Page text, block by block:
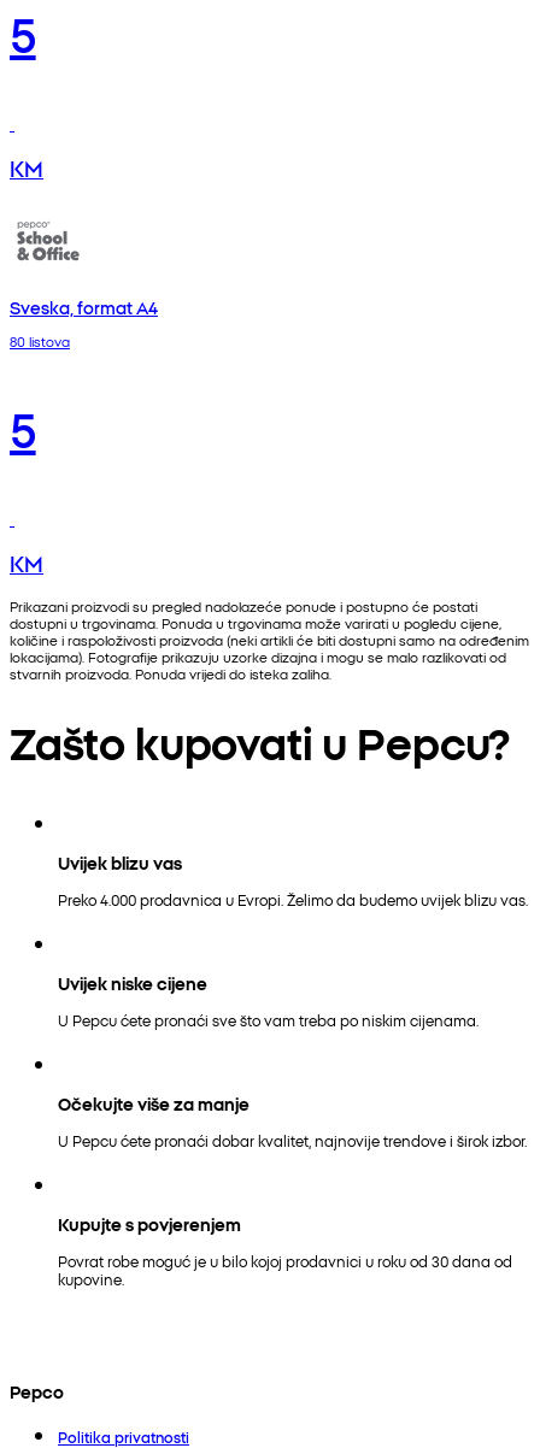
5
KM
Sveska, format A4
80 listova
5
KM
Prikazani proizvodi su pregled nadolazeće ponude i postupno će postati
dostupni u trgovinama. Ponuda u trgovinama može varirati u pogledu cijene,
količine i raspoloživosti proizvoda (neki artikli će biti dostupni samo na određenim
lokacijama). Fotografije prikazuju uzorke dizajna i mogu se malo razlikovati od
stvarnih proizvoda. Ponuda vrijedi do isteka zaliha.
Zašto kupovati u Pepcu?
Uvijek blizu vas
Preko 4.000 prodavnica u Evropi. Želimo da budemo uvijek blizu vas.
Uvijek niske cijene
U Pepcu ćete pronaći sve što vam treba po niskim cijenama.
Očekujte više za manje
U Pepcu ćete pronaći dobar kvalitet, najnovije trendove i širok izbor.
Kupujte s povjerenjem
Povrat robe moguć je u bilo kojoj prodavnici u roku od 30 dana od
kupovine.
Pepco
Politika privatnosti